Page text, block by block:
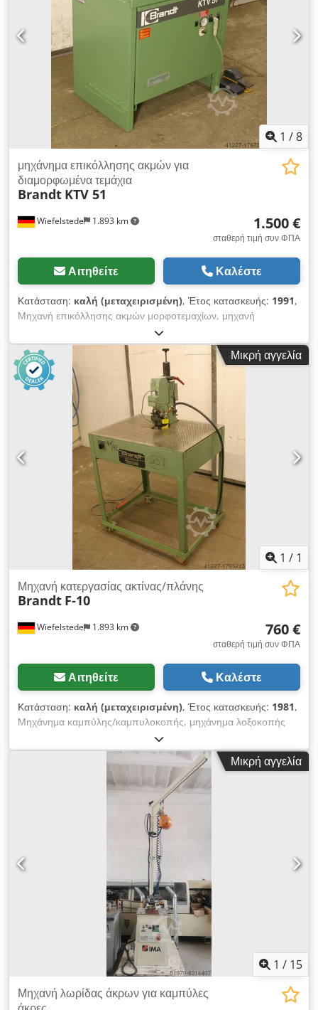
1 /8
Wiefelstede 1.893 km
μηχάνημα επικόλλησης ακμών για
διαμορφωμένα τεμάχια
Brandt KTV 51
1.500 €
σταθερή τιμή συν ΦΠΑ
Αιτηθείτε Καλέστε
Κατάσταση: καλή (μεταχειρισμένη), Έτος κατασκευής: 1991,
Μηχανή επικόλλησης ακμών μορφοτεμαχίων, μηχανή
επικόλλησης ακμών - Πάχος τεμαχίου εργασίας: 10–85 mm -
Θερμαινόμενος φυσητήρας: 6 kW, για προεπικαλυμμένες ακμές
Cedpfxjb A Ninj Am Roha - Μαχαίρι κοπής καπακιού -
Πιατέλα ακμής - Διαστάσεις μεταφοράς: 900/700/Υ1080 mm -
Βάρος: 135 kg
Μικρή αγγελία
1 / 1
Wiefelstede 1.893 km
Μηχανή κατεργασίας ακτίνας/πλάνης
Brandt F-10
760 €
σταθερή τιμή συν ΦΠΑ
Αιτηθείτε Καλέστε
Κατάσταση: καλή (μεταχειρισμένη), Έτος κατασκευής: 1981,
Μηχάνημα καμπύλης/καμπυλοκοπής, μηχάνημα λοξοκοπής
ακμών, κοπτικό ακμών, μηχάνημα φρεζαρίσματος
διαμορφωμένων τεμαχίων Για ταυτόχρονη άνω και κάτω
φρεζάρισμα καμπύλης/πρόσωπο σε προεξέχον υλικό ακμών σε
ευθείες ακμές καθώς και σε καμπύλα τεμάχια με εσωτερικές και
εξωτερικές ακτίνες -ενσωματωμένα φρεζάκια: 30° -διαστάσεις:
1000/600/Υ1450 mm Chjdpfx Amjb A Hfqj Roa -βάρος: 60 kg
Μικρή αγγελία
1 / 15
Μηχανή λωρίδας άκρων για καμπύλες